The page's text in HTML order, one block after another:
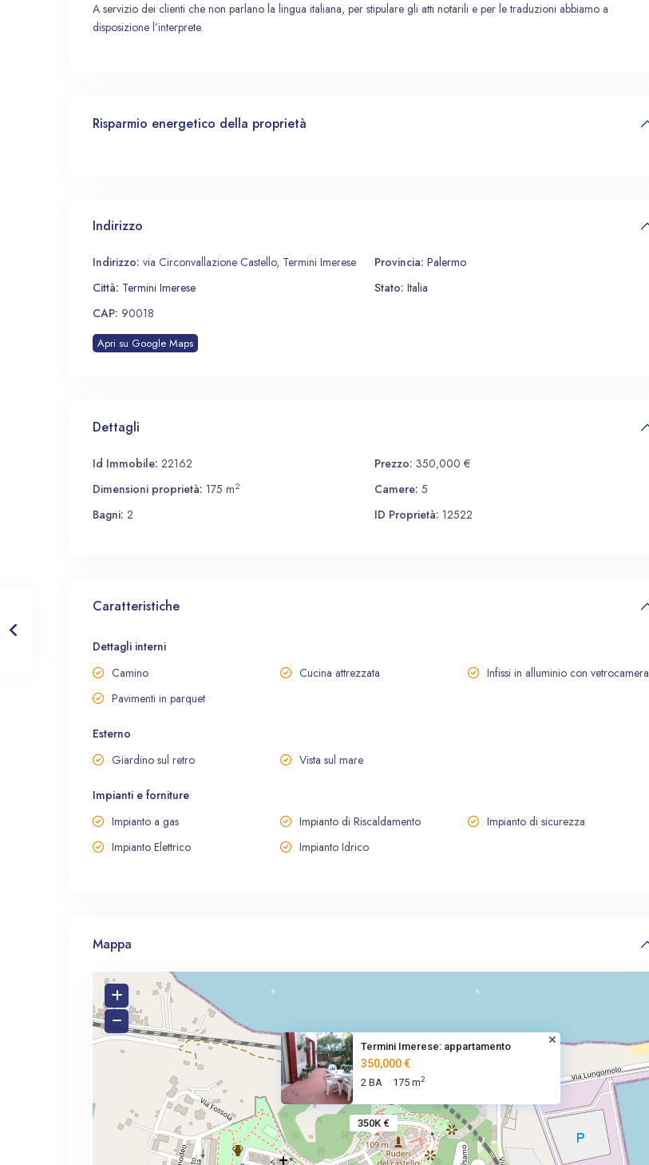
A servizio dei clienti che non parlano la lingua italiana, per stipulare gli atti notarili e per le traduzioni abbiamo a
disposizione l’interprete.
Risparmio energetico della proprietà
Indirizzo
Indirizzo: via Circonvallazione Castello, Termini Imerese Provincia: Palermo
Città: Termini Imerese Stato: Italia
CAP: 90018
Apri su Google Maps
Dettagli
Id Immobile: 22162 Prezzo: 350,000 €
Dimensioni proprietà: 175 m2 Camere: 5
Bagni: 2 ID Proprietà: 12522
Caratteristiche
Dettagli interni
Camino
Cucina attrezzata
Infissi in alluminio con vetrocamera
Pavimenti in parquet
Esterno
Giardino sul retro
Vista sul mare
Impianti e forniture
Impianto a gas
Impianto di Riscaldamento
Impianto di sicurezza
Impianto Elettrico
Impianto Idrico
Mappa
350K €
Termini Imerese: appartamento
350,000 €
2 BA 175 m2